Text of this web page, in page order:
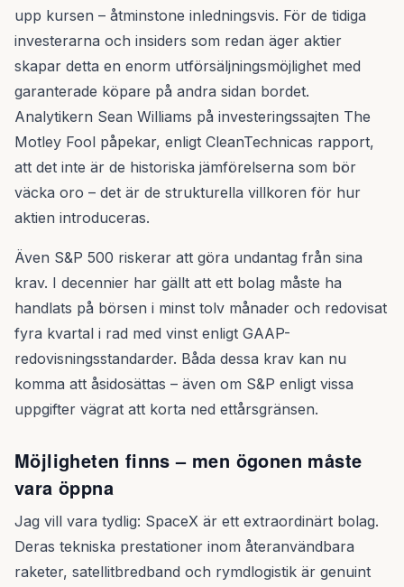
upp kursen – åtminstone inledningsvis. För de tidiga
investerarna och insiders som redan äger aktier
skapar detta en enorm utförsäljningsmöjlighet med
garanterade köpare på andra sidan bordet.
Analytikern Sean Williams på investeringssajten The
Motley Fool påpekar, enligt CleanTechnicas rapport,
att det inte är de historiska jämförelserna som bör
väcka oro – det är de strukturella villkoren för hur
aktien introduceras.
Även S&P 500 riskerar att göra undantag från sina
krav. I decennier har gällt att ett bolag måste ha
handlats på börsen i minst tolv månader och redovisat
fyra kvartal i rad med vinst enligt GAAP-
redovisningsstandarder. Båda dessa krav kan nu
komma att åsidosättas – även om S&P enligt vissa
uppgifter vägrat att korta ned ettårsgränsen.
Möjligheten finns – men ögonen måste
vara öppna
Jag vill vara tydlig: SpaceX är ett extraordinärt bolag.
Deras tekniska prestationer inom återanvändbara
raketer, satellitbredband och rymdlogistik är genuint